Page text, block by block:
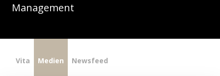
Management
Vita Medien Newsfeed